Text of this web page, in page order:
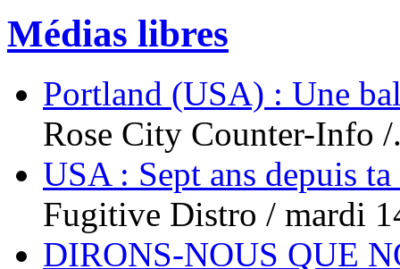
Médias libres
Portland (USA) : Une
Rose City Counter-Info /
USA : Sept ans depuis
Fugitive Distro / mardi
DIRONS-NOUS QUE